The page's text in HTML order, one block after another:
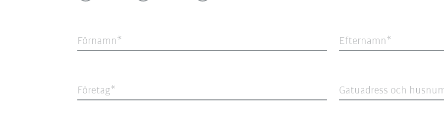
Förnamn Efternamn
Företag Gatuadress och